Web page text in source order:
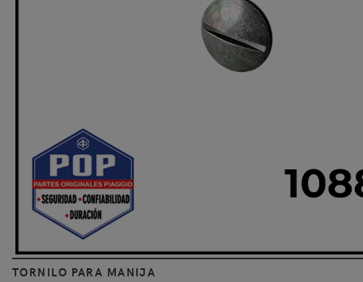
TORNILO PARA MANIJA